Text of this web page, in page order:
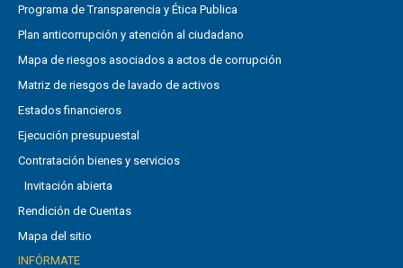
Programa de Transparencia y Ética Publica
Plan anticorrupción y atención al ciudadano
Mapa de riesgos asociados a actos de corrupción
Matriz de riesgos de lavado de activos
Estados financieros
Ejecución presupuestal
Contratación bienes y servicios
Invitación abierta
Rendición de Cuentas
Mapa del sitio
INFÓRMATE